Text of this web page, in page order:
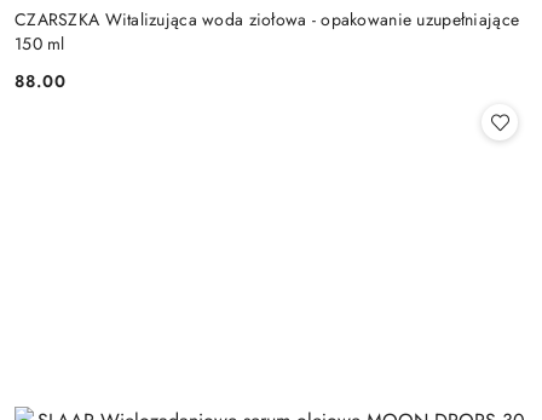
CZARSZKA Witalizująca woda ziołowa - opakowanie uzupełniające
150 ml
Cena:
88.00